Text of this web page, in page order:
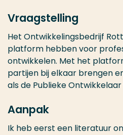
Vraagstelling
Het Ontwikkelingsbedrijf
platform hebben voor
ontwikkelen. Met het
partijen bij elkaar brengen
als de Publieke
Aanpak
Ik heb eerst een literatuur